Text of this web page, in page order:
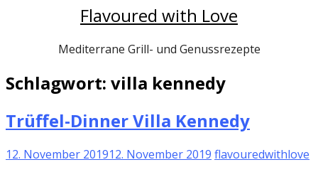
Flavoured with Love
Mediterrane Grill- und Genussrezepte
Schlagwort: villa kennedy
Trüffel-Dinner Villa Kennedy
12. November 201912. November 2019 flavouredwithlove